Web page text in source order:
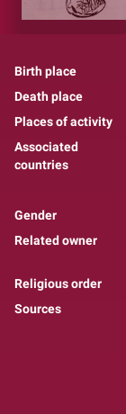
Birth place
Death place
Places of activity
Associated
countries
Gender
Related owner
Religious order
Sources